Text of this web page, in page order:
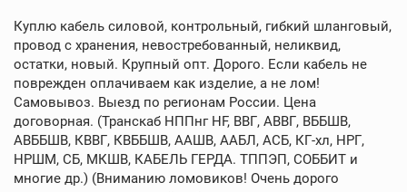
Куплю кабель силовой, контрольный, гибкий шланговый,
провод с хранения, невостребованный, неликвид,
остатки, новый. Крупный опт. Дорого. Если кабель не
поврежден оплачиваем как изделие, а не лом!
Самовывоз. Выезд по регионам России. Цена
договорная. (Транскаб НППнг HF, ВВГ, АВВГ, ВББШВ,
АВББШВ, КВВГ, КВББШВ, ААШВ, ААБЛ, АСБ, КГ-хл, НРГ,
НРШМ, СБ, МКШВ, КАБЕЛЬ ГЕРДА. ТППЭП, СОББИТ и
многие др.) (Вниманию ломовиков! Очень дорого